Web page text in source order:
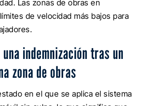
Las zonas de obras en
de velocidad más bajos para
indemnización tras un
zona de obras
en el que se aplica el sistema